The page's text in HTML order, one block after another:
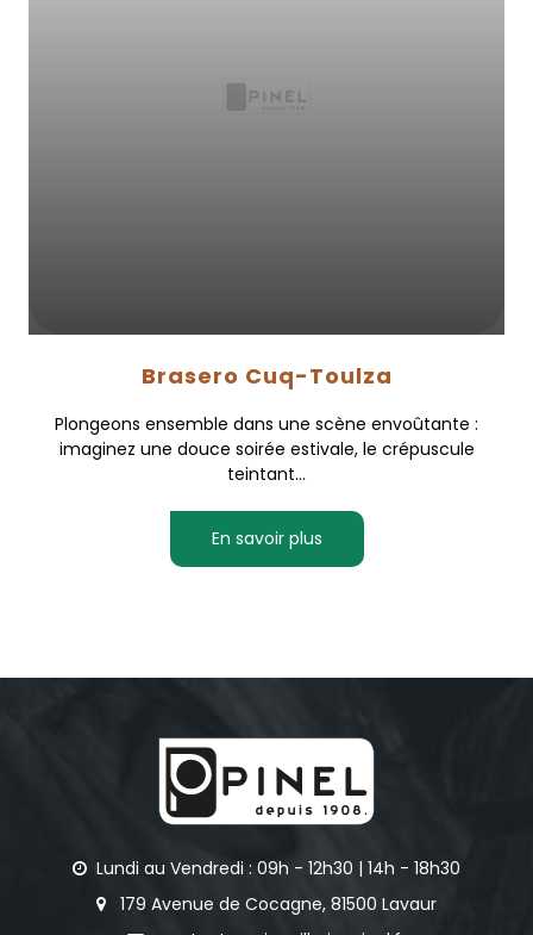
Brasero Cuq-Toulza
Plongeons ensemble dans une scène envoûtante :
imaginez une douce soirée estivale, le crépuscule
teintant...
En savoir plus
Lundi au Vendredi : 09h - 12h30 | 14h - 18h30
179 Avenue de Cocagne, 81500 Lavaur